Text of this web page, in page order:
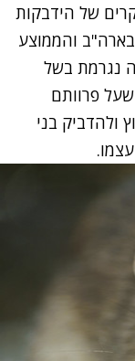
של הידבקות
והממוצע
המחלה נגרמת בשל
פרוותם
ולהדביק בני